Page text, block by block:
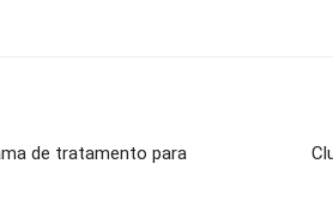
de tratamento para